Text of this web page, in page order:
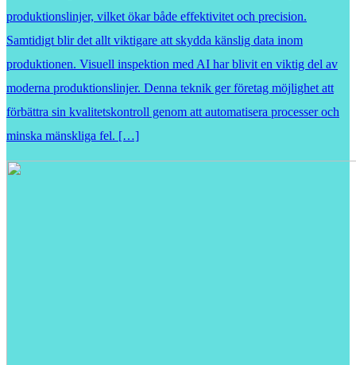
produktionslinjer, vilket ökar både effektivitet och precision.
Samtidigt blir det allt viktigare att skydda känslig data inom
produktionen. Visuell inspektion med AI har blivit en viktig del av
moderna produktionslinjer. Denna teknik ger företag möjlighet att
förbättra sin kvalitetskontroll genom att automatisera processer och
minska mänskliga fel. […]